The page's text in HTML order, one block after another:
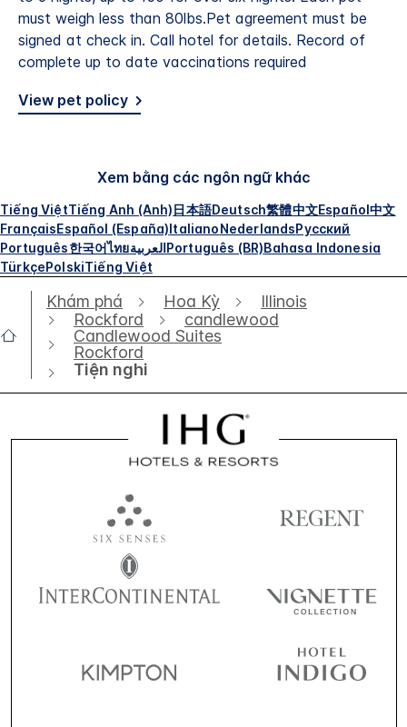
must weigh less than 80lbs.Pet agreement must be
signed at check in. Call hotel for details. Record of
complete up to date vaccinations required
View pet policy
Xem bằng các ngôn ngữ khác
Tiếng ViệtTiếng Anh (Anh)日本語Deutsch繁體中文Español中文
FrançaisEspañol (España)ItalianoNederlandsРусский
Português한국어ไทยالعربيةPortuguês (BR)Bahasa Indonesia
TürkçePolskiTiếng Việt
Khám phá Hoa Kỳ
Illinois
Rockford
candlewood
Candlewood Suites
Rockford
Tiện nghi